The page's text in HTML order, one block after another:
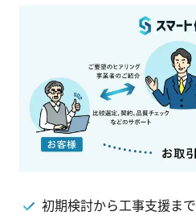
初期検討から工事支援まで